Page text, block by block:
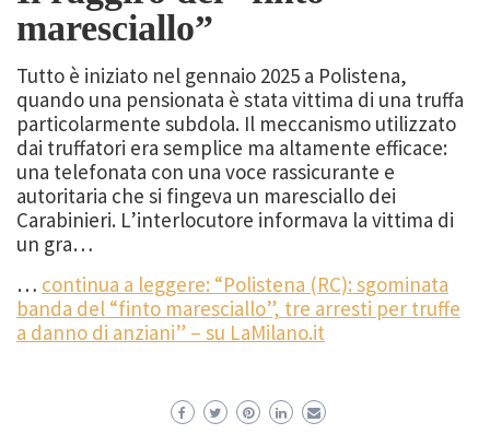
maresciallo”
Tutto è iniziato nel gennaio 2025 a Polistena,
quando una pensionata è stata vittima di una truffa
particolarmente subdola. Il meccanismo utilizzato
dai truffatori era semplice ma altamente efficace:
una telefonata con una voce rassicurante e
autoritaria che si fingeva un maresciallo dei
Carabinieri. L’interlocutore informava la vittima di
un gra…
… continua a leggere: “Polistena (RC): sgominata
banda del “finto maresciallo”, tre arresti per truffe
a danno di anziani” – su LaMilano.it